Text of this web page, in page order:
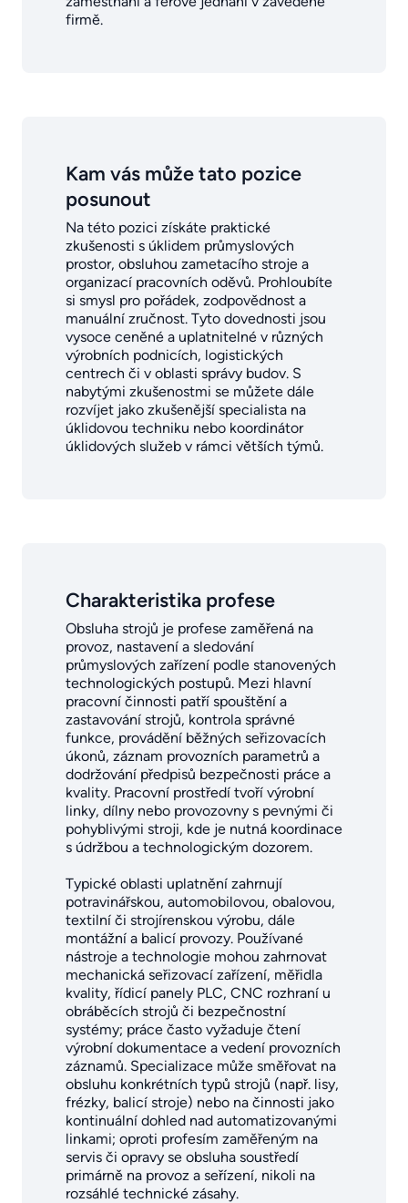
firmě.
Kam vás může tato pozice
posunout
Na této pozici získáte praktické
zkušenosti s úklidem průmyslových
prostor, obsluhou zametacího stroje a
organizací pracovních oděvů. Prohloubíte
si smysl pro pořádek, zodpovědnost a
manuální zručnost. Tyto dovednosti jsou
vysoce ceněné a uplatnitelné v různých
výrobních podnicích, logistických
centrech či v oblasti správy budov. S
nabytými zkušenostmi se můžete dále
rozvíjet jako zkušenější specialista na
úklidovou techniku nebo koordinátor
úklidových služeb v rámci větších týmů.
Charakteristika profese
Obsluha strojů je profese zaměřená na
provoz, nastavení a sledování
průmyslových zařízení podle stanovených
technologických postupů. Mezi hlavní
pracovní činnosti patří spouštění a
zastavování strojů, kontrola správné
funkce, provádění běžných seřizovacích
úkonů, záznam provozních parametrů a
dodržování předpisů bezpečnosti práce a
kvality. Pracovní prostředí tvoří výrobní
linky, dílny nebo provozovny s pevnými či
pohyblivými stroji, kde je nutná koordinace
s údržbou a technologickým dozorem.
Typické oblasti uplatnění zahrnují
potravinářskou, automobilovou, obalovou,
textilní či strojírenskou výrobu, dále
montážní a balicí provozy. Používané
nástroje a technologie mohou zahrnovat
mechanická seřizovací zařízení, měřidla
kvality, řídicí panely PLC, CNC rozhraní u
obráběcích strojů či bezpečnostní
systémy; práce často vyžaduje čtení
výrobní dokumentace a vedení provozních
záznamů. Specializace může směřovat na
obsluhu konkrétních typů strojů (např. lisy,
frézky, balicí stroje) nebo na činnosti jako
kontinuální dohled nad automatizovanými
linkami; oproti profesím zaměřeným na
servis či opravy se obsluha soustředí
primárně na provoz a seřízení, nikoli na
rozsáhlé technické zásahy.